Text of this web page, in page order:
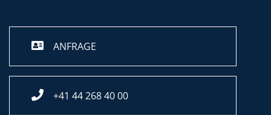
ANFRAGE
+41 44 268 40 00